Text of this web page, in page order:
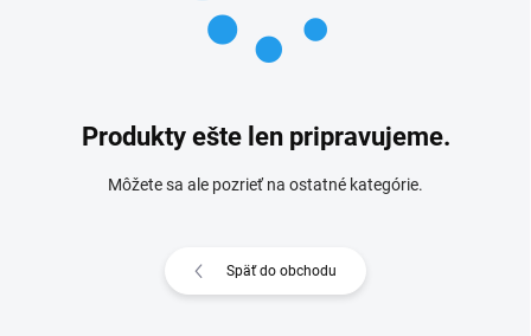
Produkty ešte len pripravujeme.
Môžete sa ale pozrieť na ostatné kategórie.
Späť do obchodu